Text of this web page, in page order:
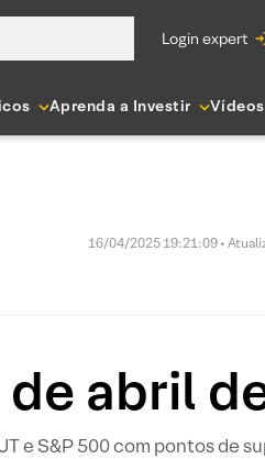
login expert
Aprenda a Investir Vídeos
16/04/2025 19:21:09 •
abril
e S&P 500 com pontos de